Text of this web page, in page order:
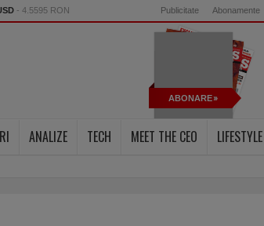
- 4.5595 RON Publicitate Abonamente
ABONARE
ANALIZE TECH MEET THE CEO LIFESTYLE